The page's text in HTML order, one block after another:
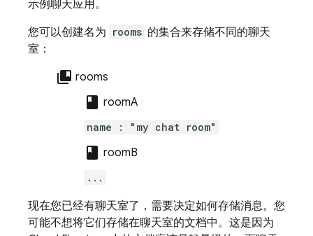
示例聊天应用。
您可以创建名为 rooms 的集合来存储不同的聊天
室：
collections_bookmark rooms
class roomA
name : "my chat room"
class roomB
...
现在您已经有聊天室了，需要决定如何存储消息。您
可能不想将它们存储在聊天室的文档中。这是因为